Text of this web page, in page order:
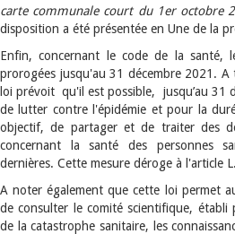
carte communale court du 1er octobre
disposition a été présentée en Une de la
Enfin, concernant le code de la santé,
prorogées jusqu'au 31 décembre 2021.
loi prévoit qu'il est possible, jusqu’au 31
de lutter contre l'épidémie et pour la
objectif, de partager et de traiter des
concernant la santé des personnes
dernières. Cette mesure déroge à l'article
A noter également que cette loi permet
de consulter le comité scientifique,
de la catastrophe sanitaire, les